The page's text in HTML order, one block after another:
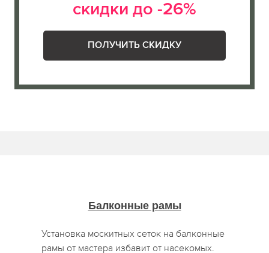
скидки до -26%
ПОЛУЧИТЬ СКИДКУ
Балконные рамы
Установка москитных сеток на балконные
рамы от мастера избавит от насекомых.